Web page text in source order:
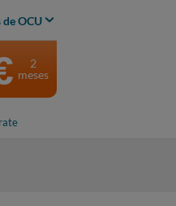
de OCU
2
meses